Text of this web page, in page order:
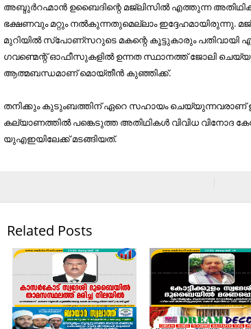
അബ്ദുര്‍റഹ്മാന്‍ ഉബൈദിന്റെ മജ്ലിസില്‍ എത്തുന്ന
ഭക്ഷണവും മറ്റും നല്‍കുന്നതുമെല്ലാം ഇദ്ദേഹമായിരുന്നു.
മുറിയില്‍ സ്‌പോണ്‌സറുടെ മകന്റെ കൂട്ടുകാരും പതിവായി
ഗവണ്മെന്റ് ഓഫീസുകളില്‍ ഉന്നത സ്ഥാനത്ത് ജോലി
ആത്മബന്ധമാണ് മൊയ്തീന്‍ കുഞ്ഞിക്ക്.
തനിക്കും കുടുംബത്തിന് ഏറെ സഹായം
കല്യാണത്തില്‍ പങ്കെടുത്ത അതിഥികള്‍ വിവിധ വിനോദ
യുഎഇയിലേക്ക് മടങ്ങിയത്.
Related Posts